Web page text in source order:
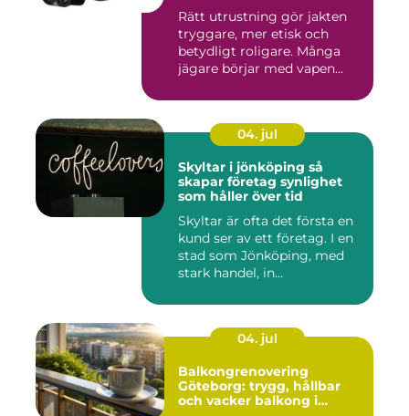
Rätt utrustning gör jakten
tryggare, mer etisk och
betydligt roligare. Många
jägare börjar med vapen...
04. jul
Skyltar i jönköping så
skapar företag synlighet
som håller över tid
Skyltar är ofta det första en
kund ser av ett företag. I en
stad som Jönköping, med
stark handel, in...
04. jul
Balkongrenovering
Göteborg: trygg, hållbar
och vacker balkong i